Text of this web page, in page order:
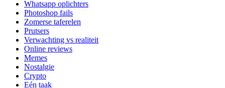
Whatsapp oplichters
Photoshop fails
Zomerse taferelen
Prutsers
Verwachting vs realiteit
Online reviews
Memes
Nostalgie
Crypto
Eén taak